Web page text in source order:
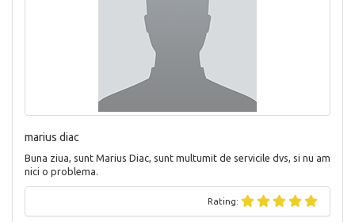
marius diac
Buna ziua, sunt Marius Diac, sunt multumit de servicile dvs, si nu am
nici o problema.
Rating: